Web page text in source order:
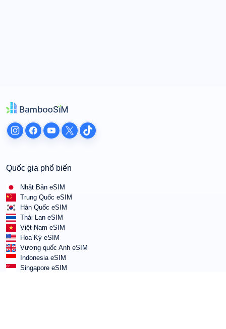
Quốc gia phổ biến
Nhật Bản eSIM
Trung Quốc eSIM
Hàn Quốc eSIM
Thái Lan eSIM
Việt Nam eSIM
Hoa Kỳ eSIM
Vương quốc Anh eSIM
Indonesia eSIM
Singapore eSIM